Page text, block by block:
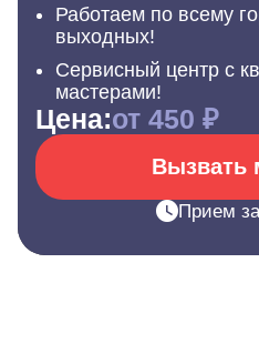
Работаем по всему
выходных!
Сервисный центр с
мастерами!
Цена:от 450 ₽
Вызвать
Прием